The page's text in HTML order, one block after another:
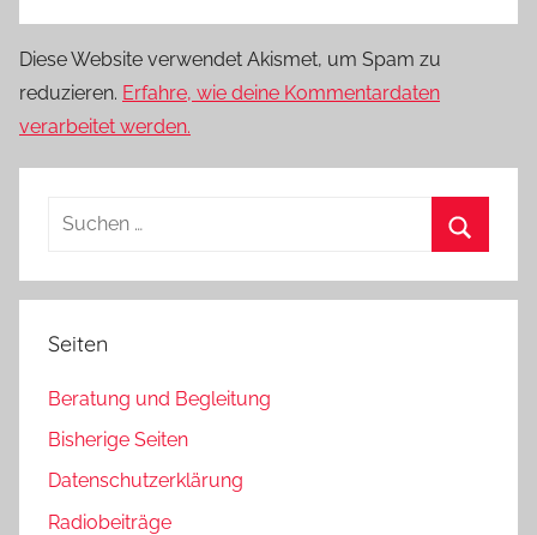
Diese Website verwendet Akismet, um Spam zu
reduzieren. Erfahre, wie deine Kommentardaten
verarbeitet werden.
Suchen
Seiten
Beratung und Begleitung
Bisherige Seiten
Datenschutzerklärung
Radiobeiträge